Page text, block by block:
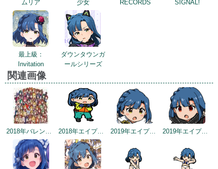
ムリア
少女
RECORDS
SIGNAL!
最上級：
Invitation
ダウンタウンガ
ールシリーズ
関連画像
2018年バレンタインデー公式ツイート 2018年エイプリルミニゲーム 2019年エイプリルミニゲーム 2019年エイプリルミニゲーム